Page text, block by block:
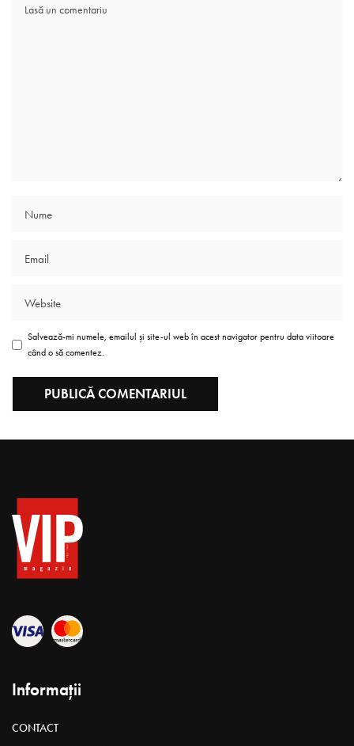
Salvează-mi numele, emailul și site-ul web în acest navigator pentru data viitoare
când o să comentez.
Informații
CONTACT